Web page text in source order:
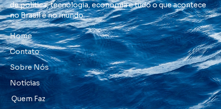
de política, tecnologia, economia e tudo o que acontece
no Brasil e no mundo.
Home
Contato
Sobre Nós
Notícias
Quem Faz